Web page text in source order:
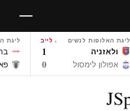
ליגת האלופות לנשים לייב
ולאזניה 1
אפולון לימסול 0
ליגת